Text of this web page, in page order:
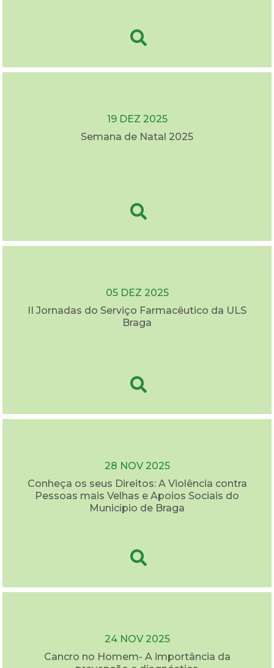
19 DEZ 2025
Semana de Natal 2025
05 DEZ 2025
II Jornadas do Serviço Farmacêutico da ULS
Braga
28 NOV 2025
Conheça os seus Direitos: A Violência contra
Pessoas mais Velhas e Apoios Sociais do
Município de Braga
24 NOV 2025
Cancro no Homem- A importância da